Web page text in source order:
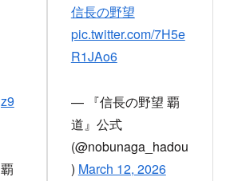
信長の野望
pic.twitter.com/7H5e
R1JAo6
— 『信長の野望 覇
道』公式
(@nobunaga_hadou
) March 12, 2026